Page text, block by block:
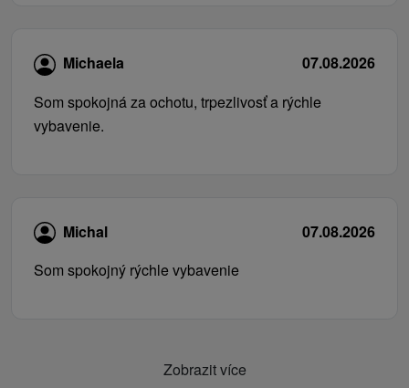
Michaela
07.08.2026
Som spokojná za ochotu, trpezlivosť a rýchle
vybavenie.
Michal
07.08.2026
Som spokojný rýchle vybavenie
Zobrazit více